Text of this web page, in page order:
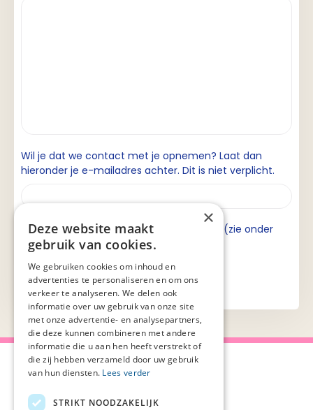
Wil je dat we contact met je opnemen? Laat dan
hieronder je e-mailadres achter. Dit is niet verplicht.
Ik ga akkoord met de privacyverklaring (zie onder
aan de pagina).
×
Deze website maakt
gebruik van cookies.
We gebruiken cookies om inhoud en
advertenties te personaliseren en om ons
verkeer te analyseren. We delen ook
informatie over uw gebruik van onze site
met onze advertentie- en analysepartners,
die deze kunnen combineren met andere
informatie die u aan hen heeft verstrekt of
die zij hebben verzameld door uw gebruik
van hun diensten. Lees verder
STRIKT NOODZAKELIJK